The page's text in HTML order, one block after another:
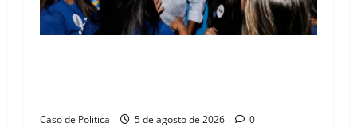
Caso de Politica 5 de agosto de 2026 0